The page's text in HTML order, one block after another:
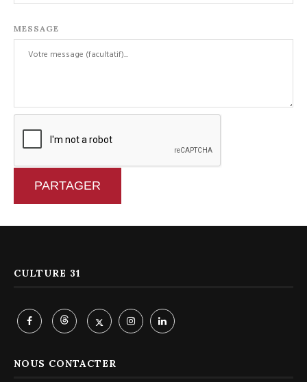
MESSAGE
PARTAGER
CULTURE 31
NOUS CONTACTER